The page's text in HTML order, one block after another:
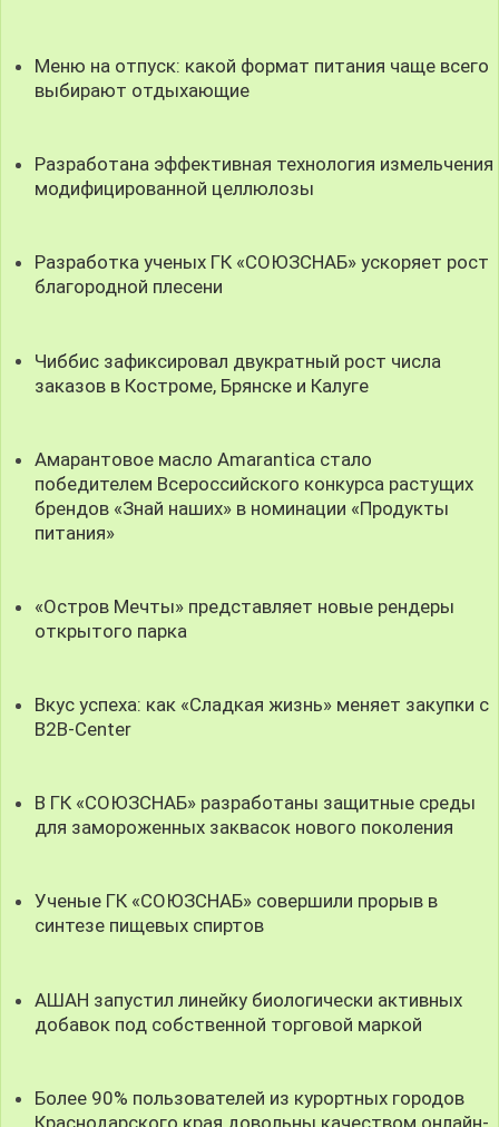
Меню на отпуск: какой формат питания чаще всего
выбирают отдыхающие
Разработана эффективная технология измельчения
модифицированной целлюлозы
Разработка ученых ГК «СОЮЗСНАБ» ускоряет рост
благородной плесени
Чиббис зафиксировал двукратный рост числа
заказов в Костроме, Брянске и Калуге
Амарантовое масло Amarantica стало
победителем Всероссийского конкурса растущих
брендов «Знай наших» в номинации «Продукты
питания»
«Остров Мечты» представляет новые рендеры
открытого парка
Вкус успеха: как «Сладкая жизнь» меняет закупки с
B2B-Center
В ГК «СОЮЗСНАБ» разработаны защитные среды
для замороженных заквасок нового поколения
Ученые ГК «СОЮЗСНАБ» совершили прорыв в
синтезе пищевых спиртов
АШАН запустил линейку биологически активных
добавок под собственной торговой маркой
Более 90% пользователей из курортных городов
Краснодарского края довольны качеством онлайн-